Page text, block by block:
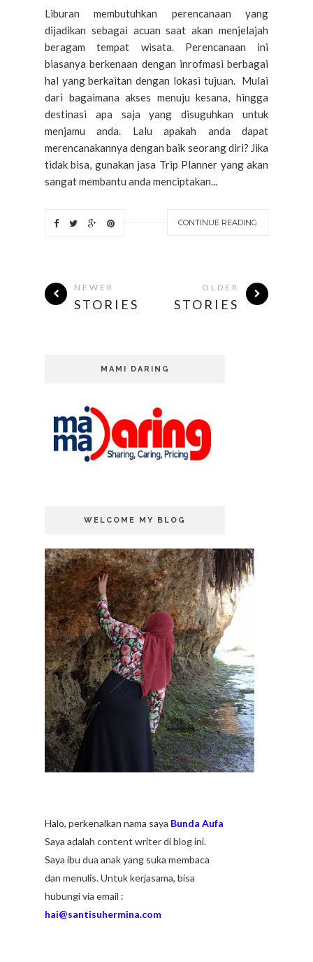
Liburan membutuhkan perencanaan yang
dijadikan sebagai acuan saat akan menjelajah
beragam tempat wisata. Perencanaan ini
biasanya berkenaan dengan inrofmasi berbagai
hal yang berkaitan dengan lokasi tujuan. Mulai
dari bagaimana akses menuju kesana, hingga
destinasi apa saja yang disuguhkan untuk
menjamu anda. Lalu apakah anda dapat
merencanakannya dengan baik seorang diri? Jika
tidak bisa, gunakan jasa Trip Planner yang akan
sangat membantu anda menciptakan...
CONTINUE READING
NEWER
STORIES
OLDER
STORIES
MAMI DARING
WELCOME MY BLOG
Halo, perkenalkan nama saya Bunda Aufa
Saya adalah content writer di blog ini.
Saya ibu dua anak yang suka membaca
dan menulis. Untuk kerjasama, bisa
hubungi via email :
hai@santisuhermina.com